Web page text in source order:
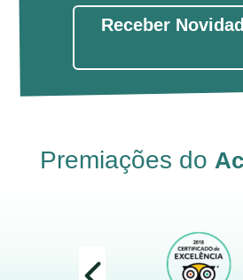
Receber
Premiações do